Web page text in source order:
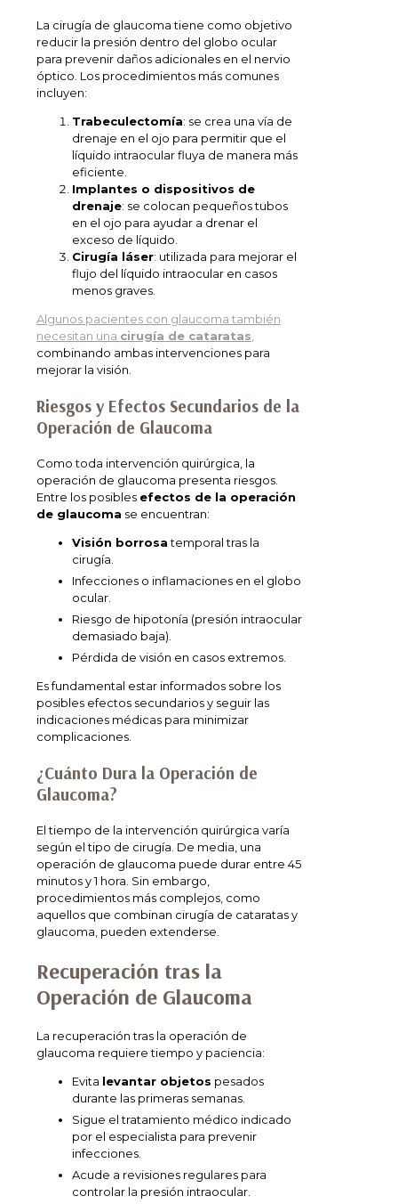
La cirugía de glaucoma tiene como objetivo
reducir la presión dentro del globo ocular
para prevenir daños adicionales en el nervio
óptico. Los procedimientos más comunes
incluyen:
Trabeculectomía: se crea una vía de
drenaje en el ojo para permitir que el
líquido intraocular fluya de manera más
eficiente.
Implantes o dispositivos de
drenaje: se colocan pequeños tubos
en el ojo para ayudar a drenar el
exceso de líquido.
Cirugía láser: utilizada para mejorar el
flujo del líquido intraocular en casos
menos graves.
Algunos pacientes con glaucoma también
necesitan una cirugía de cataratas
combinando ambas intervenciones para
mejorar la visión.
Riesgos y Efectos Secundarios de la
Operación de Glaucoma
Como toda intervención quirúrgica, la
operación de glaucoma presenta riesgos.
Entre los posibles efectos de la operación
de glaucoma se encuentran:
Visión borrosatemporal tras la
cirugía.
Infecciones o inflamaciones en el globo
ocular.
Riesgo de hipotonía (presión intraocular
demasiado baja).
Pérdida de visión en casos extremos.
Es fundamental estar informados sobre los
posibles efectos secundarios y seguir las
indicaciones médicas para minimizar
complicaciones.
¿Cuánto Dura la Operación de
Glaucoma?
El tiempo de la intervención quirúrgica varía
según el tipo de cirugía. De media, una
operación de glaucoma puede durar entre 45
minutos y 1 hora. Sin embargo,
procedimientos más complejos, como
aquellos que combinan cirugía de cataratas y
glaucoma, pueden extenderse.
Recuperación tras la
Operación de Glaucoma
La recuperación tras la operación de
glaucoma requiere tiempo y paciencia:
Evita levantar objetos pesados
durante las primeras semanas.
Sigue el tratamiento médico indicado
por el especialista para prevenir
infecciones.
Acude a revisiones regulares para
controlar la presión intraocular.